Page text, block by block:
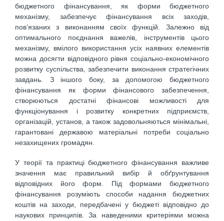
бюджетного фінансування, як форми бюджетного
механізму, забезпечує фінансування всіх заходів,
пов’язаних з виконанням своїх функцій. Залежно від
оптимального поєднання важелів, інструментів цього
механізму, вмілого використання усіх наявних елементів
можна досягти відповідного рівня соціально-економічного
розвитку суспільства, забезпечити виконання стратегічних
завдань. З іншого боку, за допомогою бюджетного
фінансування як форми фінансового забезпечення,
створюються достатні фінансові можливості для
функціонування і розвитку конкретних підприємств,
організацій, установ, а також задовольняються мінімальні,
гарантовані державою матеріальні потреби соціально
незахищених громадян.
У теорії та практиці бюджетного фінансування важливе
значення має правильний вибір й обґрунтування
відповідних його форм. Під формами бюджетного
фінансування розуміють способи надання бюджетних
коштів на заходи, передбачені у бюджеті відповідно до
наукових принципів. За наведеними критеріями можна